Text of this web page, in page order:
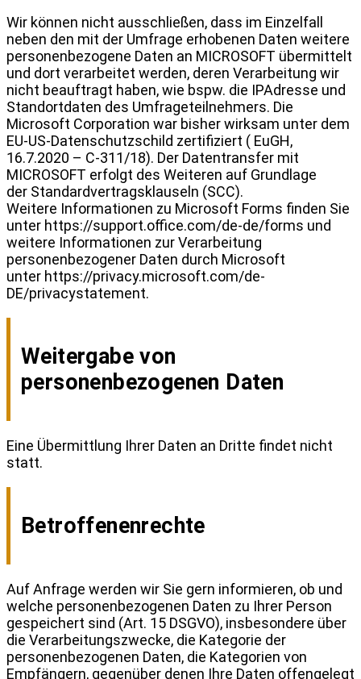
Wir können nicht ausschließen, dass im Einzelfall
neben den mit der Umfrage erhobenen Daten weitere
personenbezogene Daten an MICROSOFT übermittelt
und dort verarbeitet werden, deren Verarbeitung wir
nicht beauftragt haben, wie bspw. die IPAdresse und
Standortdaten des Umfrageteilnehmers. Die
Microsoft Corporation war bisher wirksam unter dem
EU-US-Datenschutzschild zertifiziert ( EuGH,
16.7.2020 – C-311/18). Der Datentransfer mit
MICROSOFT erfolgt des Weiteren auf Grundlage
der Standardvertragsklauseln (SCC).
Weitere Informationen zu Microsoft Forms finden Sie
unter https://support.office.com/de-de/forms und
weitere Informationen zur Verarbeitung
personenbezogener Daten durch Microsoft
unter https://privacy.microsoft.com/de-
DE/privacystatement.
Weitergabe von
personenbezogenen Daten
Eine Übermittlung Ihrer Daten an Dritte findet nicht
statt.
Betroffenenrechte
Auf Anfrage werden wir Sie gern informieren, ob und
welche personenbezogenen Daten zu Ihrer Person
gespeichert sind (Art. 15 DSGVO), insbesondere über
die Verarbeitungszwecke, die Kategorie der
personenbezogenen Daten, die Kategorien von
Empfängern, gegenüber denen Ihre Daten offengelegt